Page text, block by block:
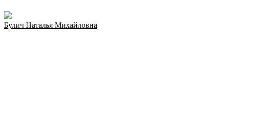
Булич Наталья Михайловна